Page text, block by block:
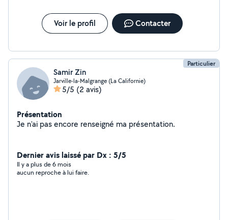
Voir le profil Contacter
Particulier
Samir Zin
Jarville-la-Malgrange (La Californie)
5/5 (2 avis)
Présentation
Je n'ai pas encore renseigné ma présentation.
Dernier avis laissé par Dx : 5/5
Il y a plus de 6 mois
aucun reproche à lui faire.